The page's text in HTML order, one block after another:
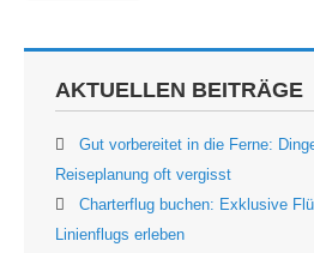
AKTUELLEN BEITRÄGE
Gut vorbereitet in die Ferne:
Reiseplanung oft vergisst
Charterflug buchen: Exklusive
Linienflugs erleben